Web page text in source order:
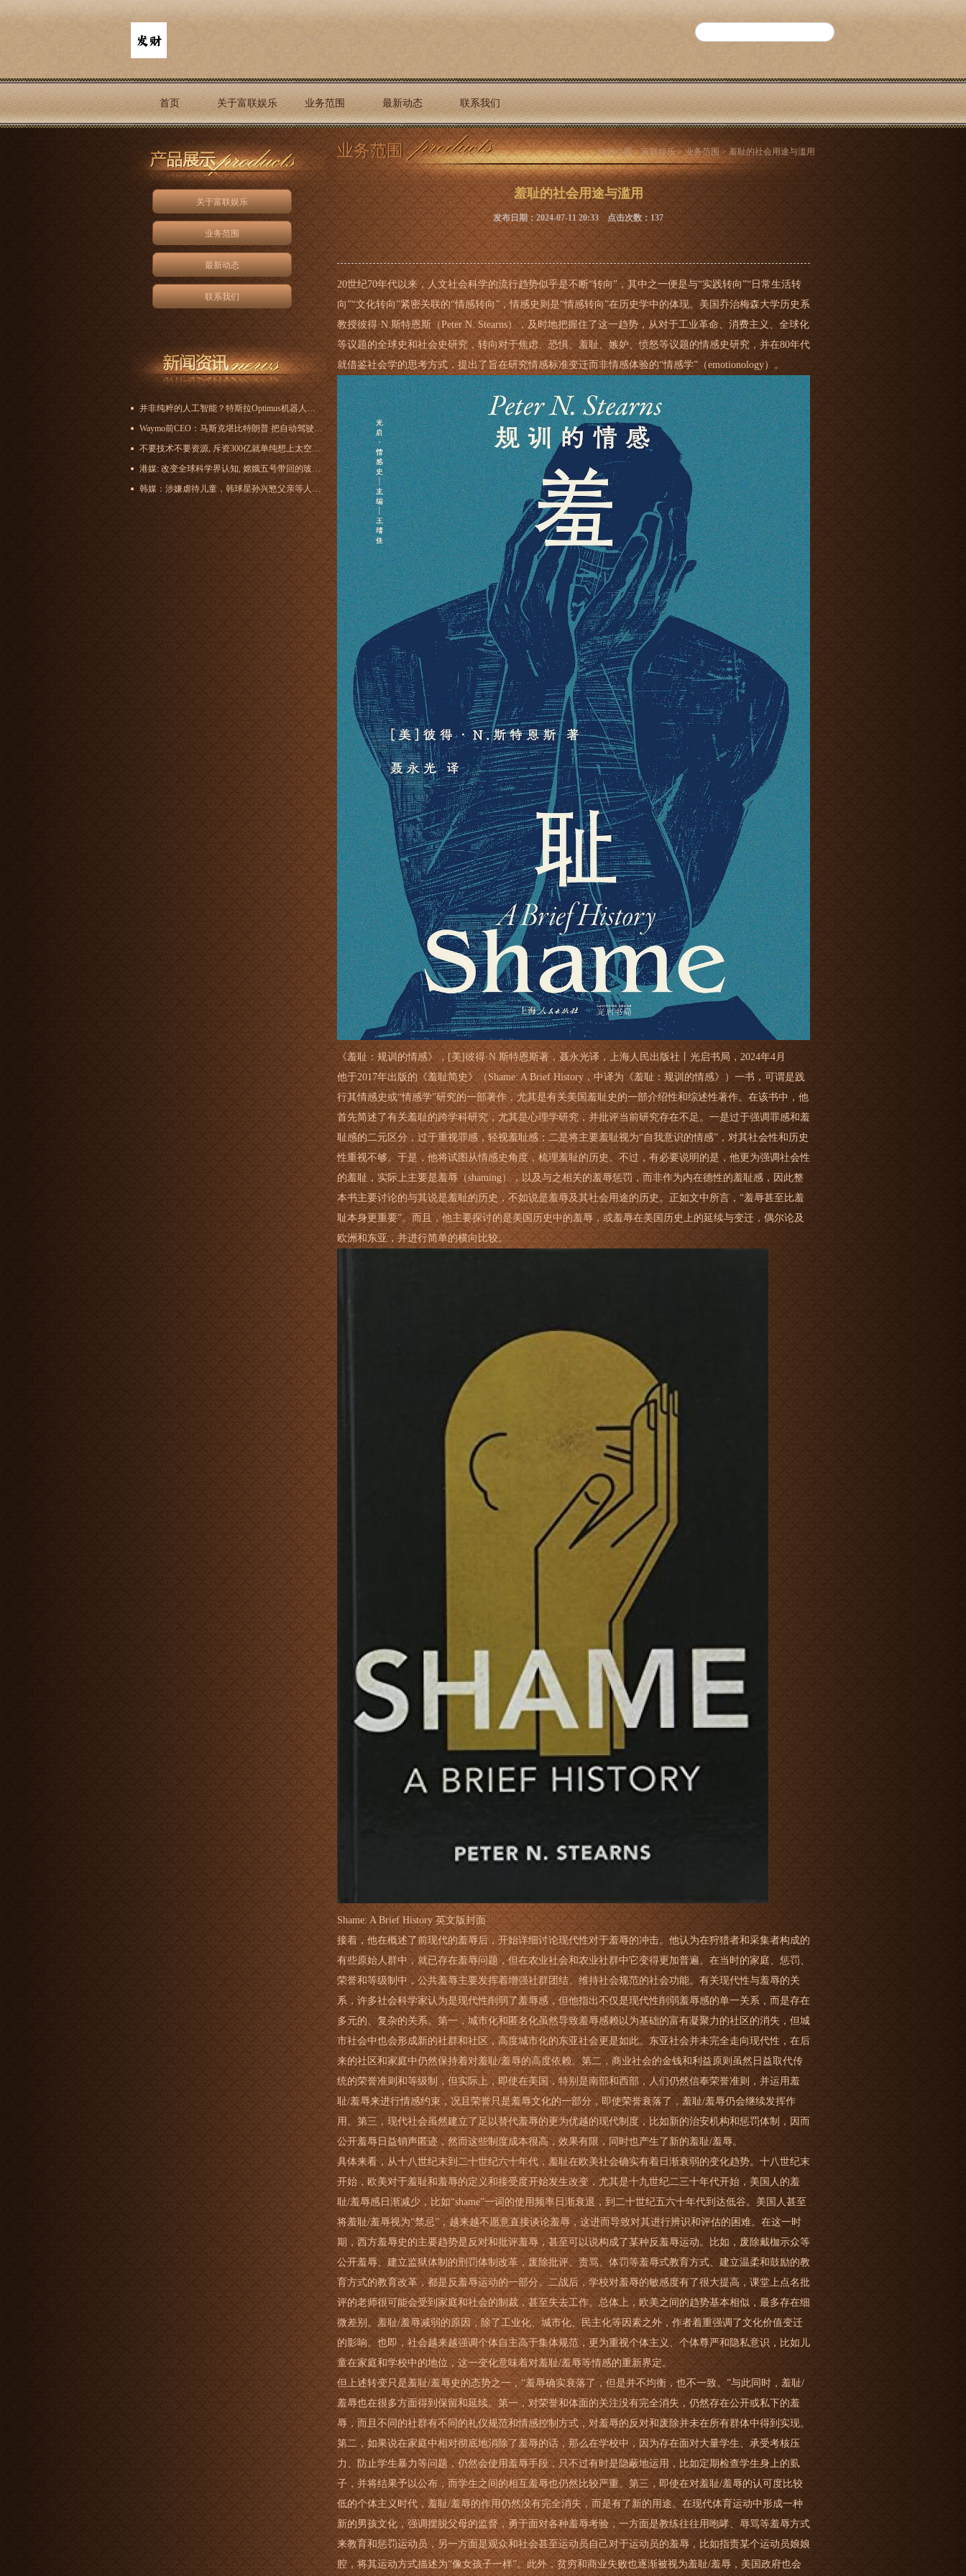
首页 关于富联娱乐 业务范围 最新动态 联系我们
关于富联娱乐
业务范围
最新动态
联系我们
并非纯粹的人工智能？特斯拉Optimus机器人互动演示被曝有幕后人员控制
Waymo前CEO：马斯克堪比特朗普 把自动驾驶出租车“当儿戏”
不要技术不要资源, 斥资300亿就单纯想上太空兜风, 果然是有钱任性
港媒: 改变全球科学界认知, 嫦娥五号带回的玻璃珠改写月球地质史
韩媒：涉嫌虐待儿童，韩球星孙兴慜父亲等人被韩国检方提请速裁
业务范围 你的位置：富联娱乐>业务范围> 羞耻的社会用途与滥用
羞耻的社会用途与滥用
发布日期：2024-07-11 20:33 点击次数：137
20世纪70年代以来，人文社会科学的流行趋势似乎是不断“转向”，其中之一便是与“实践转向”“日常生活转
向”“文化转向”紧密关联的“情感转向”，情感史则是“情感转向”在历史学中的体现。美国乔治梅森大学历史系
教授彼得·N.斯特恩斯（Peter N. Stearns），及时地把握住了这一趋势，从对于工业革命、消费主义、全球化
等议题的全球史和社会史研究，转向对于焦虑、恐惧、羞耻、嫉妒、愤怒等议题的情感史研究，并在80年代
就借鉴社会学的思考方式，提出了旨在研究情感标准变迁而非情感体验的“情感学”（emotionology）。
《羞耻：规训的情感》，[美]彼得·N.斯特恩斯著，聂永光译，上海人民出版社丨光启书局，2024年4月
他于2017年出版的《羞耻简史》（Shame: A Brief History，中译为《羞耻：规训的情感》）一书，可谓是践
行其情感史或“情感学”研究的一部著作，尤其是有关美国羞耻史的一部介绍性和综述性著作。在该书中，他
首先简述了有关羞耻的跨学科研究，尤其是心理学研究，并批评当前研究存在不足。一是过于强调罪感和羞
耻感的二元区分，过于重视罪感，轻视羞耻感；二是将主要羞耻视为“自我意识的情感”，对其社会性和历史
性重视不够。于是，他将试图从情感史角度，梳理羞耻的历史。不过，有必要说明的是，他更为强调社会性
的羞耻，实际上主要是羞辱（shaming），以及与之相关的羞辱惩罚，而非作为内在德性的羞耻感，因此整
本书主要讨论的与其说是羞耻的历史，不如说是羞辱及其社会用途的历史。正如文中所言，“羞辱甚至比羞
耻本身更重要”。而且，他主要探讨的是美国历史中的羞辱，或羞辱在美国历史上的延续与变迁，偶尔论及
欧洲和东亚，并进行简单的横向比较。
Shame: A Brief History 英文版封面
接着，他在概述了前现代的羞辱后，开始详细讨论现代性对于羞辱的冲击。他认为在狩猎者和采集者构成的
有些原始人群中，就已存在羞辱问题，但在农业社会和农业社群中它变得更加普遍。在当时的家庭、惩罚、
荣誉和等级制中，公共羞辱主要发挥着增强社群团结、维持社会规范的社会功能。有关现代性与羞辱的关
系，许多社会科学家认为是现代性削弱了羞辱感，但他指出不仅是现代性削弱羞辱感的单一关系，而是存在
多元的、复杂的关系。第一，城市化和匿名化虽然导致羞辱感赖以为基础的富有凝聚力的社区的消失，但城
市社会中也会形成新的社群和社区，高度城市化的东亚社会更是如此。东亚社会并未完全走向现代性，在后
来的社区和家庭中仍然保持着对羞耻/羞辱的高度依赖。第二，商业社会的金钱和利益原则虽然日益取代传
统的荣誉准则和等级制，但实际上，即使在美国，特别是南部和西部，人们仍然信奉荣誉准则，并运用羞
耻/羞辱来进行情感约束，况且荣誉只是羞辱文化的一部分，即使荣誉衰落了，羞耻/羞辱仍会继续发挥作
用。第三，现代社会虽然建立了足以替代羞辱的更为优越的现代制度，比如新的治安机构和惩罚体制，因而
公开羞辱日益销声匿迹，然而这些制度成本很高，效果有限，同时也产生了新的羞耻/羞辱。
具体来看，从十八世纪末到二十世纪六十年代，羞耻在欧美社会确实有着日渐衰弱的变化趋势。十八世纪末
开始，欧美对于羞耻和羞辱的定义和接受度开始发生改变，尤其是十九世纪二三十年代开始，美国人的羞
耻/羞辱感日渐减少，比如“shame”一词的使用频率日渐衰退，到二十世纪五六十年代到达低谷。美国人甚至
将羞耻/羞辱视为“禁忌”，越来越不愿意直接谈论羞辱，这进而导致对其进行辨识和评估的困难。在这一时
期，西方羞辱史的主要趋势是反对和批评羞辱，甚至可以说构成了某种反羞辱运动。比如，废除戴枷示众等
公开羞辱、建立监狱体制的刑罚体制改革，废除批评、责骂、体罚等羞辱式教育方式、建立温柔和鼓励的教
育方式的教育改革，都是反羞辱运动的一部分。二战后，学校对羞辱的敏感度有了很大提高，课堂上点名批
评的老师很可能会受到家庭和社会的制裁，甚至失去工作。总体上，欧美之间的趋势基本相似，最多存在细
微差别。羞耻/羞辱减弱的原因，除了工业化、城市化、民主化等因素之外，作者着重强调了文化价值变迁
的影响。也即，社会越来越强调个体自主高于集体规范，更为重视个体主义、个体尊严和隐私意识，比如儿
童在家庭和学校中的地位，这一变化意味着对羞耻/羞辱等情感的重新界定。
但上述转变只是羞耻/羞辱史的态势之一，“羞辱确实衰落了，但是并不均衡，也不一致。”与此同时，羞耻/
羞辱也在很多方面得到保留和延续。第一，对荣誉和体面的关注没有完全消失，仍然存在公开或私下的羞
辱，而且不同的社群有不同的礼仪规范和情感控制方式，对羞辱的反对和废除并未在所有群体中得到实现。
第二，如果说在家庭中相对彻底地消除了羞辱的话，那么在学校中，因为存在面对大量学生、承受考核压
力、防止学生暴力等问题，仍然会使用羞辱手段，只不过有时是隐蔽地运用，比如定期检查学生身上的虱
子，并将结果予以公布，而学生之间的相互羞辱也仍然比较严重。第三，即使在对羞耻/羞辱的认可度比较
低的个体主义时代，羞耻/羞辱的作用仍然没有完全消失，而是有了新的用途。在现代体育运动中形成一种
新的男孩文化，强调摆脱父母的监督，勇于面对各种羞辱考验，一方面是教练往往用咆哮、辱骂等羞辱方式
来教育和惩罚运动员，另一方面是观众和社会甚至运动员自己对于运动员的羞辱，比如指责某个运动员娘娘
腔，将其运动方式描述为“像女孩子一样”。此外，贫穷和商业失败也逐渐被视为羞耻/羞辱，美国政府也会